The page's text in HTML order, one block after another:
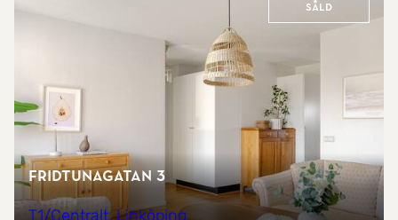
Såld
Fridtunagatan 3
T1/Centralt, Linköping